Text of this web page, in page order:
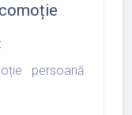
persoană